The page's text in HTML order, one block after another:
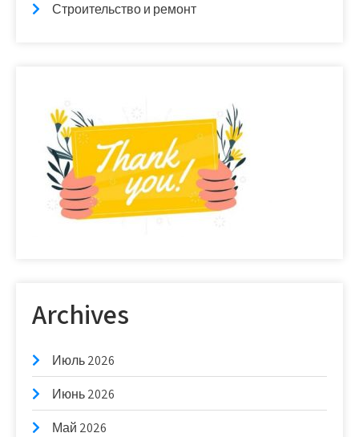
Строительство и ремонт
Archives
Июль 2026
Июнь 2026
Май 2026